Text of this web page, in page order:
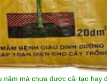
mà chưa được cải tạo hay